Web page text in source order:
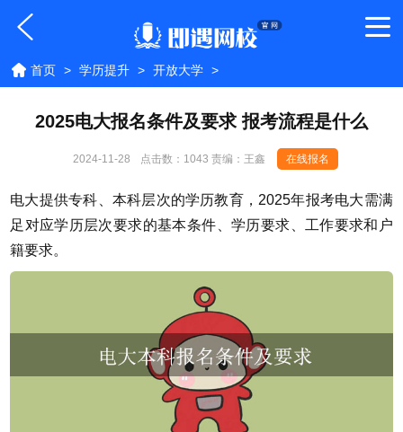
首页 > 学历提升 > 开放大学 >
2025电大报名条件及要求 报考流程是什么
2024-11-28 点击数： 1043 责编：王鑫 在线报名
电大提供专科、本科层次的学历教育，2025年报考电大需满
足对应学历层次要求的基本条件、学历要求、工作要求和户
籍要求。